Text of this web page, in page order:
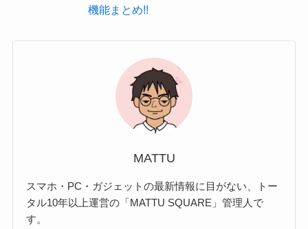
機能まとめ!!
MATTU
スマホ・PC・ガジェットの最新情報に目がない、トー
タル10年以上運営の「MATTU SQUARE」管理人で
す。